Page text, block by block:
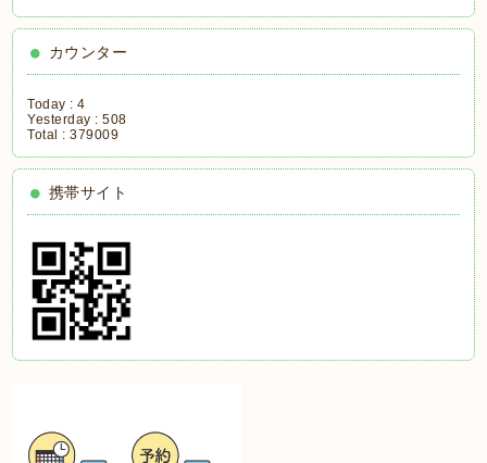
カウンター
Today :4
Yesterday :508
Total :379009
携帯サイト